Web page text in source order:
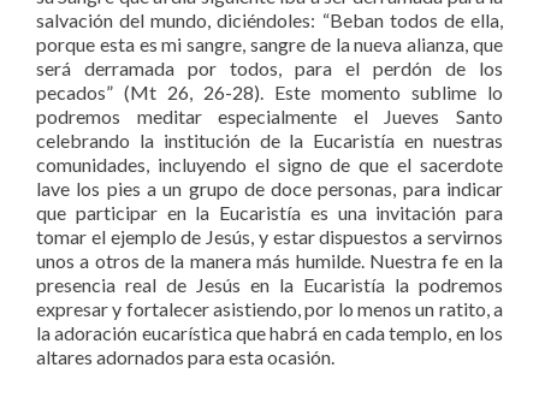
salvación del mundo, diciéndoles: “Beban todos de ella,
porque esta es mi sangre, sangre de la nueva alianza, que
será derramada por todos, para el perdón de los
pecados” (Mt 26, 26-28). Este momento sublime lo
podremos meditar especialmente el Jueves Santo
celebrando la institución de la Eucaristía en nuestras
comunidades, incluyendo el signo de que el sacerdote
lave los pies a un grupo de doce personas, para indicar
que participar en la Eucaristía es una invitación para
tomar el ejemplo de Jesús, y estar dispuestos a servirnos
unos a otros de la manera más humilde. Nuestra fe en la
presencia real de Jesús en la Eucaristía la podremos
expresar y fortalecer asistiendo, por lo menos un ratito, a
la adoración eucarística que habrá en cada templo, en los
altares adornados para esta ocasión.